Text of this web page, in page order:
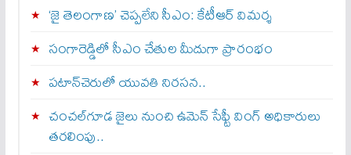
‘జై తెలంగాణ’ చెప్పలేని సీఎం: కేటీఆర్ విమర్శ
సంగారెడ్డిలో సీఎం చేతుల మీదుగా ప్రారంభం
పటాన్‌చెరులో యువతి నిరసన..
చంచల్‌గూడ జైలు నుంచి ఉమెన్ సేఫ్టీ వింగ్ అధికారులు
తరలింపు..